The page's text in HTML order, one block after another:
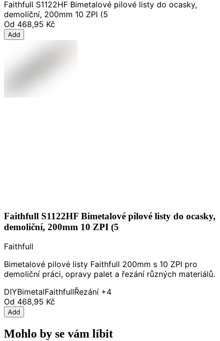
Faithfull S1122HF Bimetalové pilové listy do ocasky,
demoliční, 200mm 10 ZPI (5
Od 468,95 Kč
Add
Faithfull S1122HF Bimetalové pilové listy do ocasky,
demoliční, 200mm 10 ZPI (5
Faithfull
Bimetalové pilové listy Faithfull 200mm s 10 ZPI pro
demoliční práci, opravy palet a řezání různých materiálů.
DIYBimetalFaithfullŘezání +4
Od 468,95 Kč
Add
Mohlo by se vám líbit